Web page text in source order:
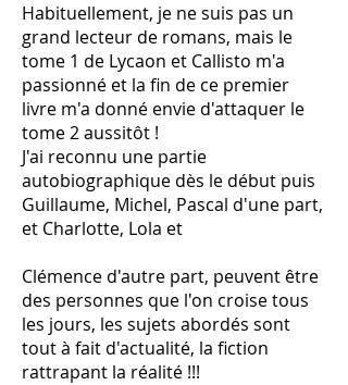
Habituellement, je ne suis pas un
grand lecteur de romans, mais le
tome 1 de Lycaon et Callisto m'a
passionné et la fin de ce premier
livre m'a donné envie d'attaquer le
tome 2 aussitôt !
J'ai reconnu une partie
autobiographique dès le début puis
Guillaume, Michel, Pascal d'une part,
et Charlotte, Lola et
Clémence d'autre part, peuvent être
des personnes que l'on croise tous
les jours, les sujets abordés sont
tout à fait d'actualité, la fiction
rattrapant la réalité !!!